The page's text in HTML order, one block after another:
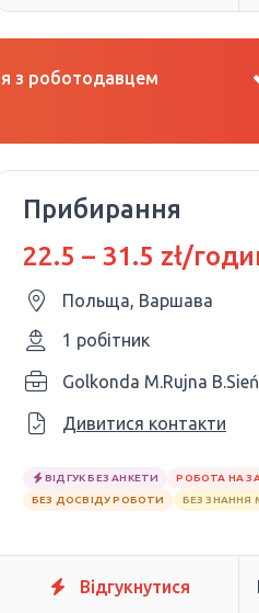
з роботодавцем
Прибирання
22.5 – 31.5 zł/
Польща, Варшава
1 робітник
Дивитися контакти
ВІДГУК БЕЗ АНКЕТИ РОБОТА НА
БЕЗ ДОСВІДУ РОБОТИ
БЕЗ ЗНАННЯ
Відгукнутися